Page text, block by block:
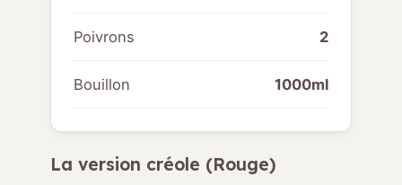
Poivrons 2
Bouillon 1000ml
La version créole (Rouge)